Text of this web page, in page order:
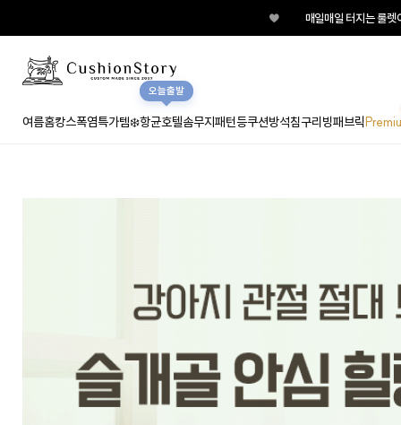
매일매일 터지는 룰렛이벤트 지금 바로 돌려보세요!
여름홈캉스폭염특가템❄️항균호텔솜
오늘출발
무지패턴등쿠션방석침구리빙패브릭